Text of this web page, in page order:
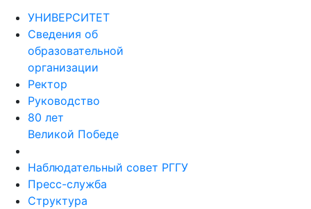
УНИВЕРСИТЕТ
Сведения об
образовательной
организации
Ректор
Руководство
80 лет
Великой Победе
Наблюдательный совет РГГУ
Пресс-служба
Структура